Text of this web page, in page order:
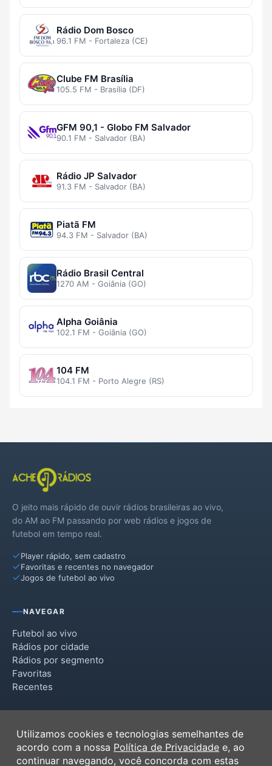
Rádio Dom Bosco
96.1 FM - Fortaleza (CE)
Clube FM Brasília
105.5 FM - Brasília (DF)
GFM 90,1 - Globo FM Salvador
90.1 FM - Salvador (BA)
Rádio JP Salvador
91.3 FM - Salvador (BA)
Piatã FM
94.3 FM - Salvador (BA)
Rádio Brasil Central
1270 AM - Goiânia (GO)
Alpha Goiânia
102.1 FM - Goiânia (GO)
104 FM
104.1 FM - Porto Alegre (RS)
O jeito mais rápido de ouvir rádios brasileiras ao vivo,
do AM ao FM passando por web rádios e jogos de
futebol em tempo real.
Player rápido, sem cadastro
Favoritas e recentes no navegador
Jogos de futebol ao vivo
NAVEGAR
Futebol ao vivo
Rádios por cidade
Rádios por segmento
Favoritas
Recentes
Termos de Uso
Política de Privacidade
Utilizamos cookies e tecnologias semelhantes de
acordo com a nossa Política de Privacidade e, ao
continuar navegando, você concorda com estas